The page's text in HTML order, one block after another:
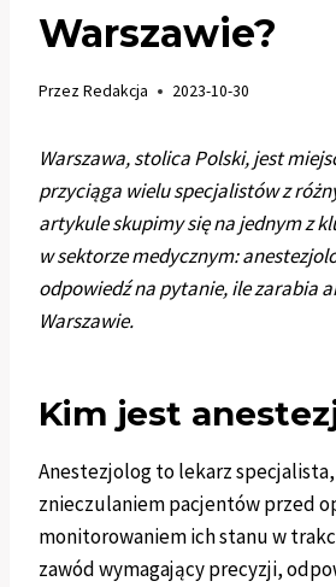
Warszawie?
PrzezRedakcja 2023-10-30
Warszawa, stolica Polski, jest
przyciąga wielu specjalistów z
artykule skupimy się na jednym z
w sektorze medycznym:
odpowiedź na pytanie, ile zarabia
Warszawie.
Kim jest
Anestezjolog to lekarz
znieczulaniem pacjentów przed
monitorowaniem ich stanu w
zawód wymagający precyzji,